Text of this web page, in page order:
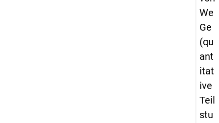
We
Ge
(qu
ant
itat
ive
Teil
stu